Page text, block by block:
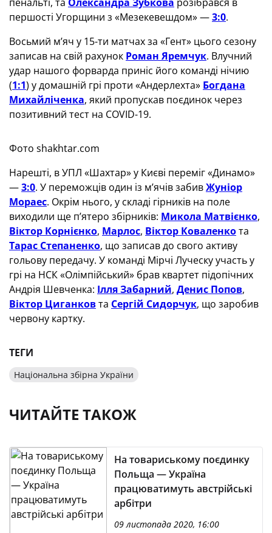
першості Угорщини з «Мезекевешдом» —3:0.
Восьмий м’яч у 15-ти матчах за «Гент» цього сезону
записав на свій рахунок Роман Яремчук. Влучний
удар нашого форварда приніс його команді нічию
(1:1) у домашній грі проти «Андерлехта» Богдана
Михайліченка, який пропускав поєдинок через
позитивний тест на COVID-19.
Фото shakhtar.com
Нарешті, в УПЛ «Шахтар» у Києві переміг «Динамо»
—3:0. У переможців один із м’ячів забивЖуніор
Мораес. Окрім нього, у складі гірників на поле
виходили ще п’ятеро збірників: Микола Матвієнко,
Віктор Корнієнко, Марлос, Віктор Коваленкота
Тарас Степаненко, що записав до свого активу
гольову передачу. У команді Мірчі Луческу участь у
грі на НСК «Олімпійський» брав квартет підопічних
Андрія Шевченка: Ілля Забарний, Денис Попов,
Віктор Циганковта Сергій Сидорчук, що заробив
червону картку.
ТЕГИ
Національна збірна України
ЧИТАЙТЕ ТАКОЖ
На товариському поєдинку
Польща — Україна
працюватимуть австрійські
арбітри
09 листопада 2020, 16:00